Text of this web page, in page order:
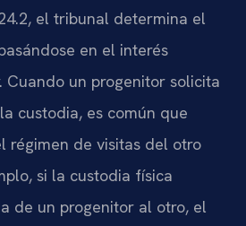
el tribunal determina el
en el interés
Cuando un progenitor solicita
custodia, es común que
régimen de visitas del otro
si la custodia física
de un progenitor al otro, el